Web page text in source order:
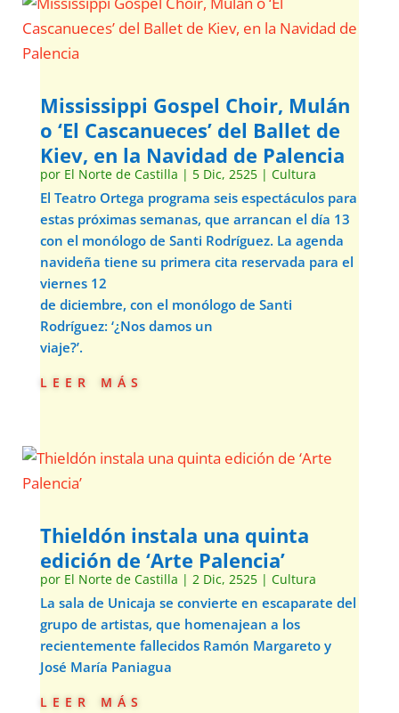
Mississippi Gospel Choir, Mulán
o ‘El Cascanueces’ del Ballet de
Kiev, en la Navidad de Palencia
por El Norte de Castilla | 5 Dic, 2525| Cultura
El Teatro Ortega programa seis espectáculos para
estas próximas semanas, que arrancan el día 13
con el monólogo de Santi Rodríguez. La agenda
navideña tiene su primera cita reservada para el
viernes 12
de diciembre, con el monólogo de Santi
Rodríguez: ‘¿Nos damos un
viaje?’.
leer más
Thieldón instala una quinta
edición de ‘Arte Palencia’
por El Norte de Castilla | 2 Dic, 2525| Cultura
La sala de Unicaja se convierte en escaparate del
grupo de artistas, que homenajean a los
recientemente fallecidos Ramón Margareto y
José María Paniagua
leer más